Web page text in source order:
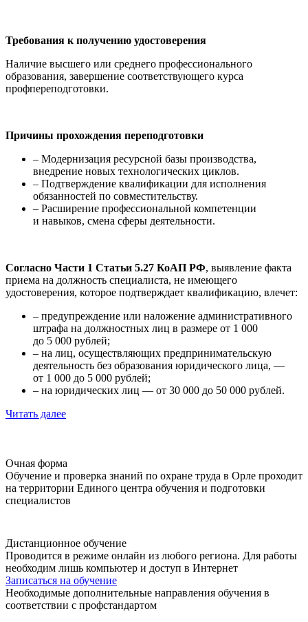
Требования к получению удостоверения
Наличие высшего или среднего профессионального
образования, завершение соответствующего курса
профпереподготовки.
Причины прохождения переподготовки
– Модернизация ресурсной базы производства,
внедрение новых технологических циклов.
– Подтверждение квалификации для исполнения
обязанностей по совместительству.
– Расширение профессиональной компетенции
и навыков, смена сферы деятельности.
Согласно Части 1 Статьи 5.27 КоАП РФ, выявление факта
приема на должность специалиста, не имеющего
удостоверения, которое подтверждает квалификацию, влечет:
– предупреждение или наложение административного
штрафа на должностных лиц в размере от 1 000
до 5 000 рублей;
– на лиц, осуществляющих предпринимательскую
деятельность без образования юридического лица, —
от 1 000 до 5 000 рублей;
– на юридических лиц — от 30 000 до 50 000 рублей.
Читать далее
Очная форма
Обучение и проверка знаний по охране труда в Орле проходит
на территории Единого центра обучения и подготовки
специалистов
Дистанционное обучение
Проводится в режиме онлайн из любого региона. Для работы
необходим лишь компьютер и доступ в Интернет
Записаться на обучение
Необходимые дополнительные направления обучения в
соответствии с профстандартом